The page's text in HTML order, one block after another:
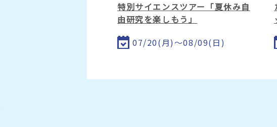
特別サイエンスツアー「夏休み自
由研究を楽しもう」
07/20(月)～08/09(日)